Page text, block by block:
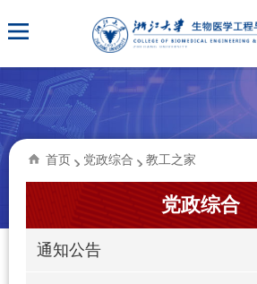
首页 党政综合 教工之家
党政综合
通知公告